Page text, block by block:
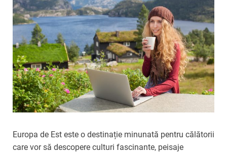
Europa de Est este o destinație minunată pentru călătorii
care vor să descopere culturi fascinante, peisaje